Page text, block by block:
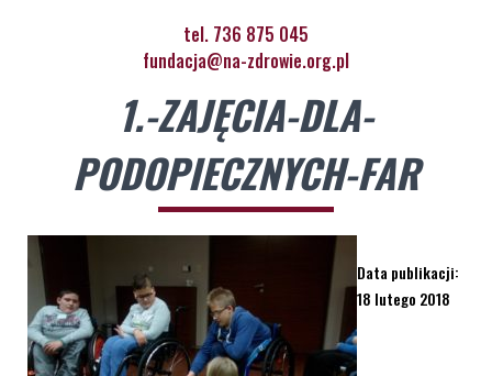
tel. 736 875 045
fundacja@na-zdrowie.org.pl
1.-ZAJĘCIA-DLA-
PODOPIECZNYCH-FAR
Data publikacji:
18 lutego 2018